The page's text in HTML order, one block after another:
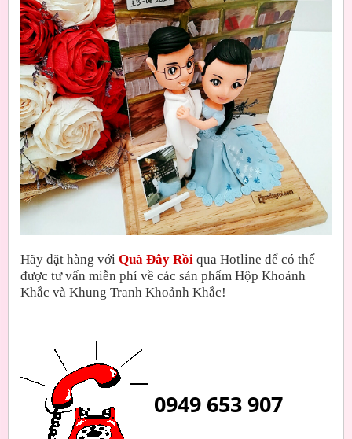
Hãy đặt hàng với Quà Đây Rồi qua Hotline để có thể
được tư vấn miễn phí về các sản phẩm Hộp Khoảnh
Khắc và Khung Tranh Khoảnh Khắc!
0949 653 907